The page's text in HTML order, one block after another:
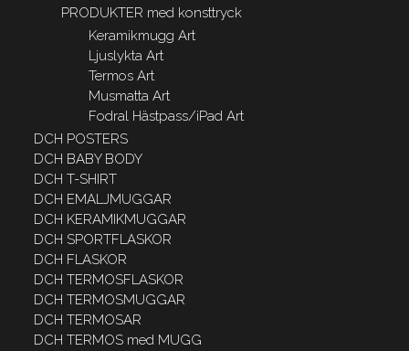
PRODUKTER med konsttryck
Keramikmugg Art
Ljuslykta Art
Termos Art
Musmatta Art
Fodral Hästpass/iPad Art
DCH POSTERS
DCH BABY BODY
DCH T-SHIRT
DCH EMALJMUGGAR
DCH KERAMIKMUGGAR
DCH SPORTFLASKOR
DCH FLASKOR
DCH TERMOSFLASKOR
DCH TERMOSMUGGAR
DCH TERMOSAR
DCH TERMOS med MUGG